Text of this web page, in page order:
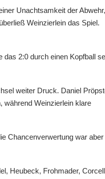
Unachtsamkeit der
Weinzierlein das Spiel.
2:0 durch einen Kopfball
weiter Druck. Daniel
während Weinzierlein klare
Chancenverwertung war aber
Heubeck, Frohmader,